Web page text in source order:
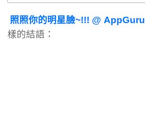
照照你的明星臉~!!! @ AppGuru
樣的結語：